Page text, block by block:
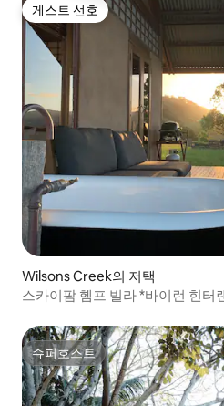
게스트 선호
게스트 선호
Wilsons Creek의 저택
스카이팜 헴프 빌라 *바이런 힌터
슈퍼호스트
슈퍼호스트